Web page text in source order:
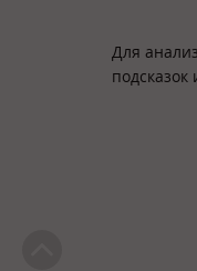
Для